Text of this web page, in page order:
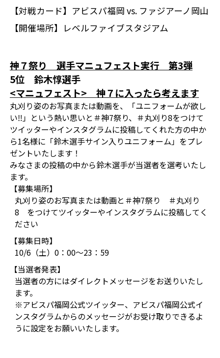
【対戦カード】 アビスパ福岡 vs. ファジアーノ岡山
【開催場所】
レベルファイブスタジアム
神７祭り 選手マニュフェスト実行 第3弾
5位 鈴木惇選手
<マニュフェスト> 神７に入ったら考えます
丸刈り姿のお写真または動画を、「ユニフォームが欲し
い‼」という熱い思いと＃神7祭り、＃丸刈り8をつけて
ツイッターやインスタグラムに投稿してくれた方の中か
ら1名様に「鈴木選手サイン入りユニフォーム」をプレ
ゼントいたします！
みなさまの投稿の中から鈴木選手が当選者を選考いたし
ます。
【募集場所】
丸刈り姿のお写真または動画と＃神7祭り ＃丸刈り
8 をつけてツイッターやインスタグラムに投稿してく
ださい
【募集日時】
10/6（土）0：00～23：59
【当選者発表】
当選者の方にはダイレクトメッセージをお送りいたし
ます。
※アビスパ福岡公式ツイッター、アビスパ福岡公式イ
ンスタグラムからのメッセージがお受け取りできるよ
うに設定をお願いいたします。